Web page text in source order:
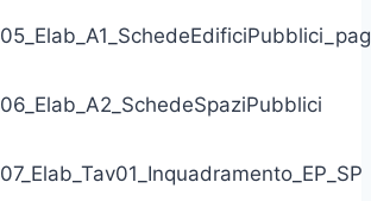
06_Elab_A2_SchedeSpaziPubblici
07_Elab_Tav01_Inquadramento_EP_SP